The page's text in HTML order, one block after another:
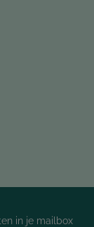
in je mailbox